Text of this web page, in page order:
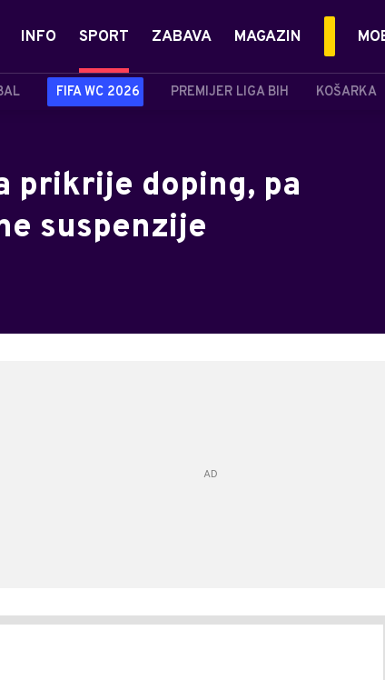
INFO SPORT
FIFA WC 2026 PREMIJER LIGA BIH KOŠARKA
ZABAVA MAGAZIN
prikrije doping, pa
suspenzije